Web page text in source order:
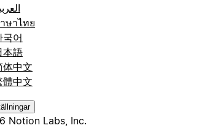
ษาไทย
국어
本語
体中文
體中文
Notion Labs, Inc.